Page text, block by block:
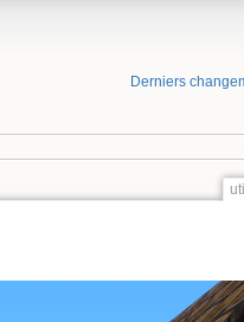
Derniers